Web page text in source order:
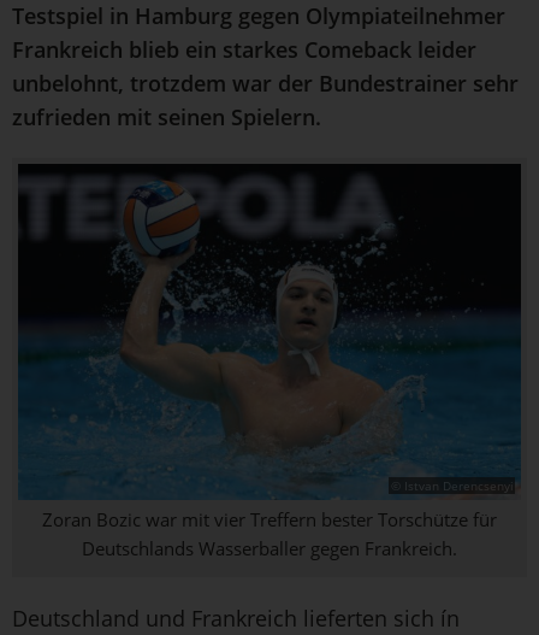
Testspiel in Hamburg gegen Olympiateilnehmer
Frankreich blieb ein starkes Comeback leider
unbelohnt, trotzdem war der Bundestrainer sehr
zufrieden mit seinen Spielern.
© Istvan Derencsenyi
Zoran Bozic war mit vier Treffern bester Torschütze für
Deutschlands Wasserballer gegen Frankreich.
Deutschland und Frankreich lieferten sich ín